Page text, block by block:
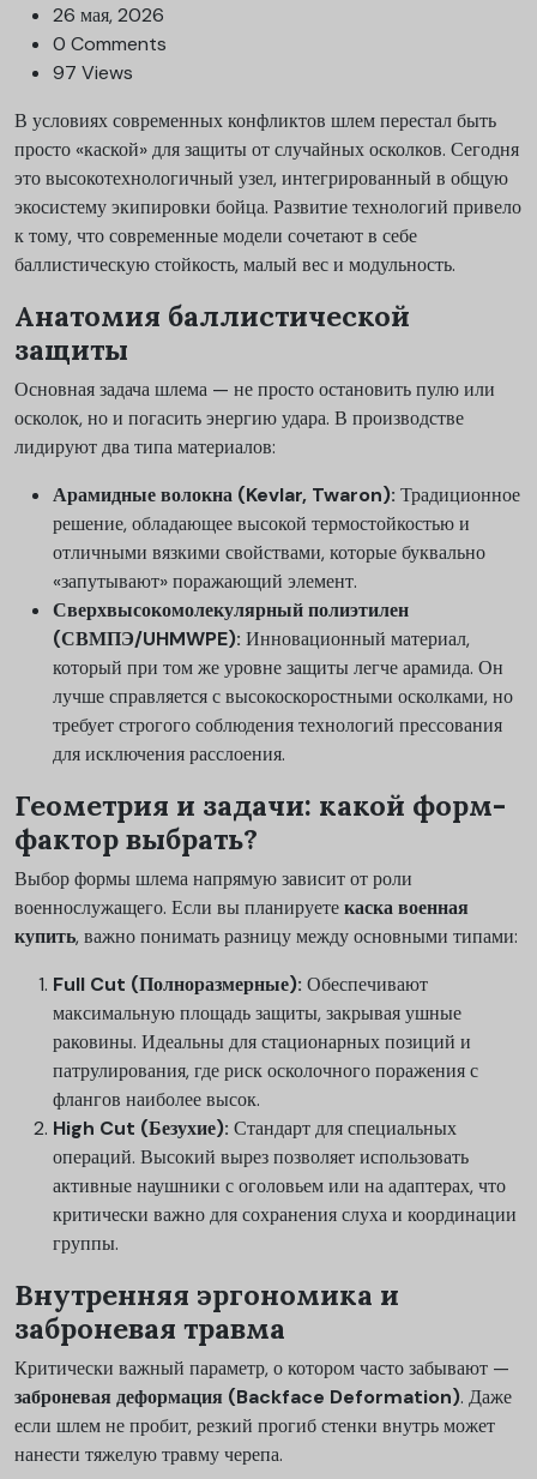
26 мая, 2026
0 Comments
97 Views
В условиях современных конфликтов шлем перестал быть
просто «каской» для защиты от случайных осколков. Сегодня
это высокотехнологичный узел, интегрированный в общую
экосистему экипировки бойца. Развитие технологий привело
к тому, что современные модели сочетают в себе
баллистическую стойкость, малый вес и модульность.
Анатомия баллистической
защиты
Основная задача шлема — не просто остановить пулю или
осколок, но и погасить энергию удара. В производстве
лидируют два типа материалов:
Арамидные волокна (Kevlar, Twaron): Традиционное
решение, обладающее высокой термостойкостью и
отличными вязкими свойствами, которые буквально
«запутывают» поражающий элемент.
Сверхвысокомолекулярный полиэтилен
(СВМПЭ/UHMWPE): Инновационный материал,
который при том же уровне защиты легче арамида. Он
лучше справляется с высокоскоростными осколками, но
требует строгого соблюдения технологий прессования
для исключения расслоения.
Геометрия и задачи: какой форм-
фактор выбрать?
Выбор формы шлема напрямую зависит от роли
военнослужащего. Если вы планируетекаска военная
купить, важно понимать разницу между основными типами:
Full Cut (Полноразмерные): Обеспечивают
максимальную площадь защиты, закрывая ушные
раковины. Идеальны для стационарных позиций и
патрулирования, где риск осколочного поражения с
флангов наиболее высок.
High Cut (Безухие): Стандарт для специальных
операций. Высокий вырез позволяет использовать
активные наушники с оголовьем или на адаптерах, что
критически важно для сохранения слуха и координации
группы.
Внутренняя эргономика и
заброневая травма
Критически важный параметр, о котором часто забывают —
заброневая деформация (Backface Deformation). Даже
если шлем не пробит, резкий прогиб стенки внутрь может
нанести тяжелую травму черепа.